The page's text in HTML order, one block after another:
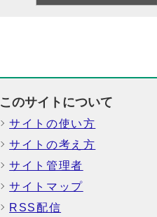
このサイトについて
サイトの使い方
サイトの考え方
サイト管理者
サイトマップ
RSS配信